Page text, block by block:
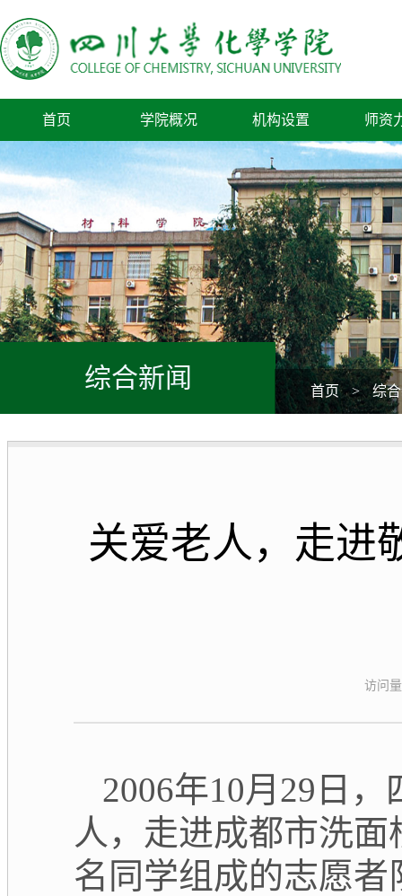
首页 学院概况 机构设置 师资
综合新闻 首页 > 综
关爱老人，走
访问
2006年10月29日
人，走进成都市洗
名同学组成的志愿